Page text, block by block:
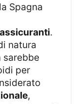
.
natura
sarebbe
per
,